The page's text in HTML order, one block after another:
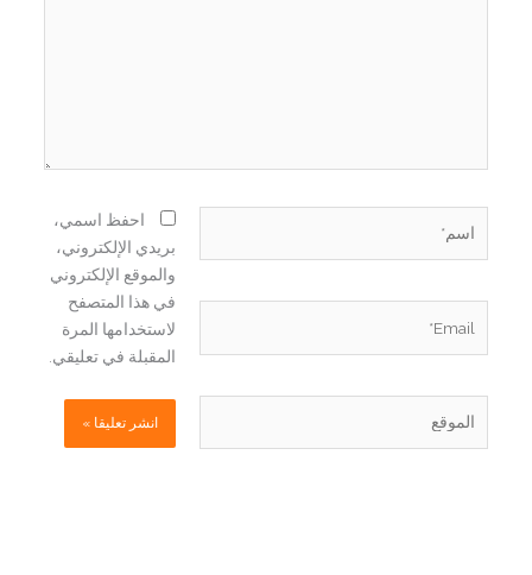
احفظ اسمي،
بريدي الإلكتروني،
والموقع الإلكتروني
في هذا المتصفح
لاستخدامها المرة
المقبلة في تعليقي.